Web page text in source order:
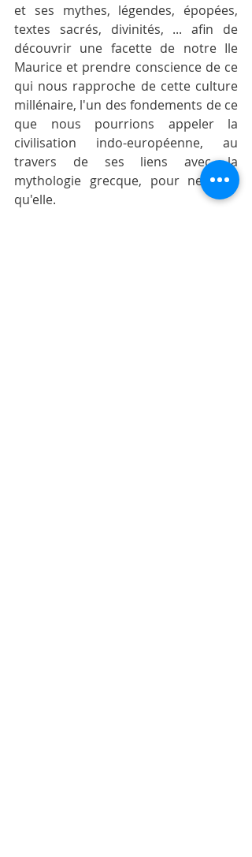
et ses mythes, légendes, épopées,
textes sacrés, divinités, ... afin de
découvrir une facette de notre Ile
Maurice et prendre conscience de ce
qui nous rapproche de cette culture
millénaire, l'un des fondements de ce
que nous pourrions appeler la
civilisation indo-européenne, au
travers de ses liens avec la
mythologie grecque, pour ne citer
qu'elle.